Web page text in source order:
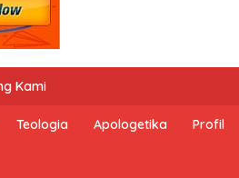
Kami
Teologia Apologetika Profil